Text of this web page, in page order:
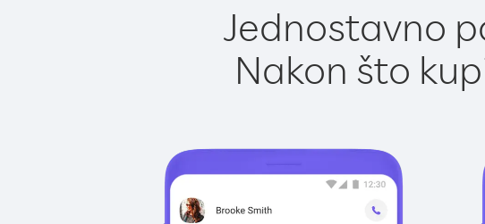
Jednostavno
Nakon što